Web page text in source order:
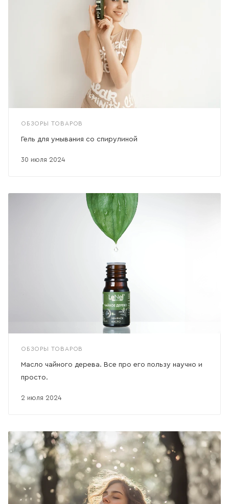
ОБЗОРЫ ТОВАРОВ
30 июля 2024
Гель для умывания со спирулиной
ОБЗОРЫ ТОВАРОВ
2 июля 2024
Масло чайного дерева. Все про его пользу научно и
просто.